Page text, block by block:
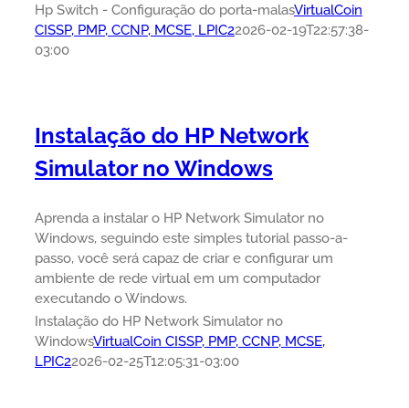
Hp Switch - Configuração do porta-malasVirtualCoin
CISSP, PMP, CCNP, MCSE, LPIC22026-02-19T22:57:38-
03:00
Instalação do HP Network
Simulator no Windows
Aprenda a instalar o HP Network Simulator no
Windows, seguindo este simples tutorial passo-a-
passo, você será capaz de criar e configurar um
ambiente de rede virtual em um computador
executando o Windows.
Instalação do HP Network Simulator no
WindowsVirtualCoin CISSP, PMP, CCNP, MCSE,
LPIC22026-02-25T12:05:31-03:00